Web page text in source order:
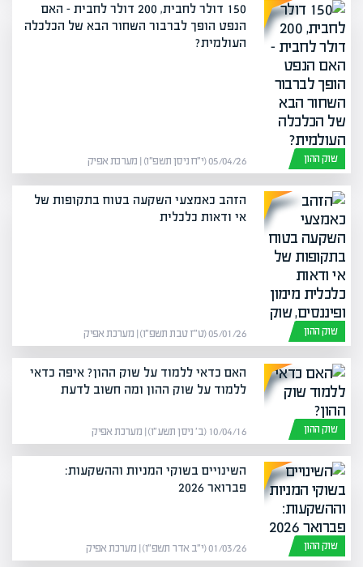
שוק ההון
150 דולר לחבית, 200 דולר לחבית – האם
הנפט הופך לברבור השחור הבא של הכלכלה
העולמית?
05/04/26 (י״ח ניסן תשפ״ו) | מערכת אפיק
שוק ההון
הזהב כאמצעי השקעה בטוח בתקופות של
אי ודאות כלכלית
05/01/26 (ט״ז טבת תשפ״ו) | מערכת אפיק
שוק ההון
האם כדאי ללמוד על שוק ההון? איפה כדאי
ללמוד על שוק ההון ומה חשוב לדעת
10/04/16 (ב׳ ניסן תשע״ו) | מערכת אפיק
שוק ההון
השינויים בשוקי המניות וההשקעות:
פברואר 2026
01/03/26 (י״ב אדר תשפ״ו) | מערכת אפיק